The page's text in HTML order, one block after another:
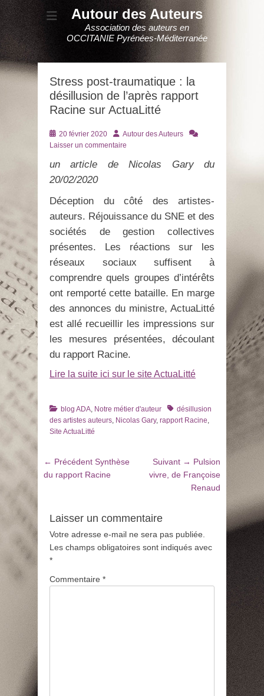
Autour des Auteurs
Association des auteurs en
OCCITANIE Pyrénées-Méditerranée
Stress post-traumatique : la
désillusion de l’après rapport
Racine sur ActuaLitté
Posté
le
20 février 2020 AuteurAutour des Auteurs
Laisser un commentaire
un article de Nicolas Gary du
20/02/2020
Déception du côté des artistes-
auteurs. Réjouissance du SNE et des
sociétés de gestion collectives
présentes. Les réactions sur les
réseaux sociaux suffisent à
comprendre quels groupes d’intérêts
ont remporté cette bataille. En marge
des annonces du ministre, ActuaLitté
est allé recueillir les impressions sur
les mesures présentées, découlant
du rapport Racine.
Lire la suite ici sur le site ActuaLitté
Catégories
blog ADA, Notre métier d'auteur Tagsdésillusion
des artistes auteurs, Nicolas Gary, rapport Racine,
Site ActuaLitté
Navigation
de
← Précédent Article
précédent
Synthèse
du rapport Racine
Suivant → Article
suivant
:
Pulsion
vivre, de Françoise
Renaud
Laisser un commentaire
Votre adresse e-mail ne sera pas publiée.
Les champs obligatoires sont indiqués avec
*
Commentaire *